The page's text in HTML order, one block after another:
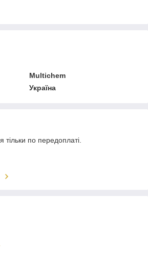
Multichem
Україна
тільки по передоплаті.